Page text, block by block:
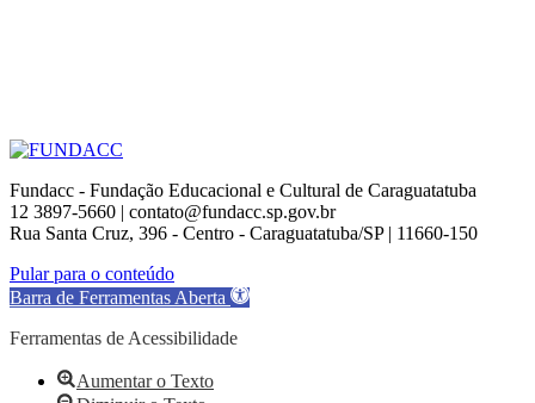
Fundacc - Fundação Educacional e Cultural de Caraguatatuba
12 3897-5660 | contato@fundacc.sp.gov.br
Rua Santa Cruz, 396 - Centro - Caraguatatuba/SP | 11660-150
Go
to
Pular para o conteúdo
Barra de Ferramentas Aberta
Ferramentas de Acessibilidade
Aumentar o Texto